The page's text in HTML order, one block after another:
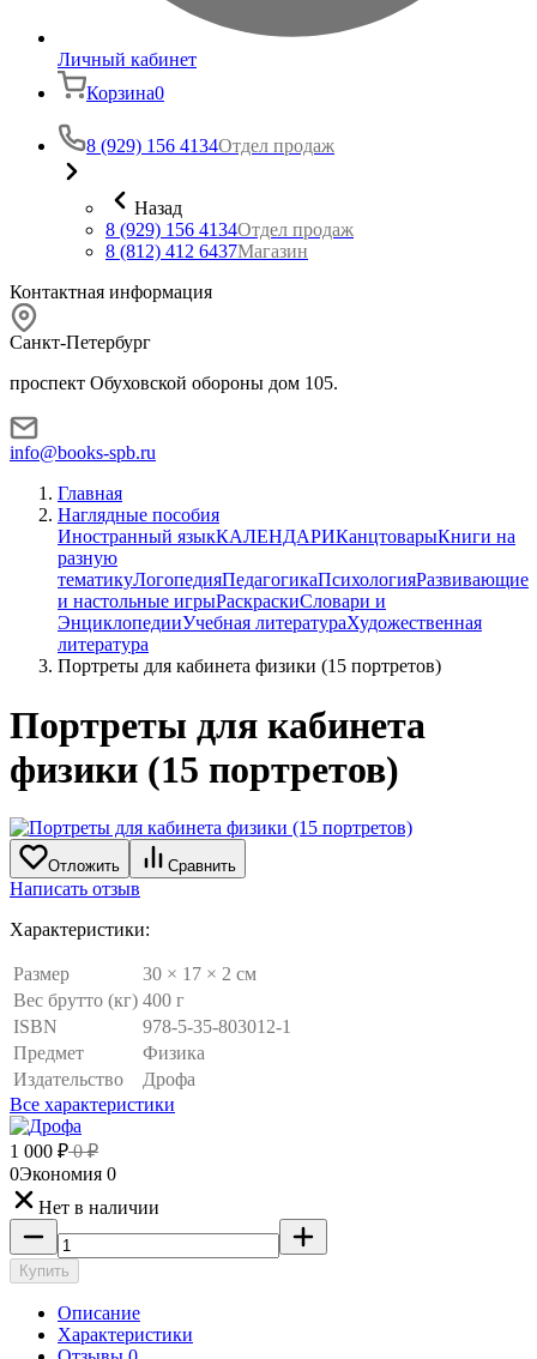
Личный кабинет
Корзина0
8 (929) 156 4134Отдел продаж
Назад
8 (929) 156 4134Отдел продаж
8 (812) 412 6437Магазин
Контактная информация
Санкт-Петербург
проспект Обуховской обороны дом 105.
info@books-spb.ru
Главная
Наглядные пособия
Иностранный языкКАЛЕНДАРИКанцтоварыКниги на
разную
тематикуЛогопедияПедагогикаПсихологияРазвивающие
и настольные игрыРаскраскиСловари и
ЭнциклопедииУчебная литератураХудожественная
литература
Портреты для кабинета физики (15 портретов)
Портреты для кабинета
физики (15 портретов)
Отложить Сравнить
Написать отзыв
Характеристики:
Размер
30 × 17 × 2 см
Вес брутто (кг) 400 г
ISBN
978-5-35-803012-1
Предмет
Физика
Издательство
Дрофа
Все характеристики
1 000 ₽0₽
0Экономия 0
Нет в наличии
Купить
Описание
Характеристики